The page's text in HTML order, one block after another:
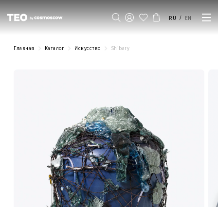
RU / EN
Главная Каталог Искусство Shibary